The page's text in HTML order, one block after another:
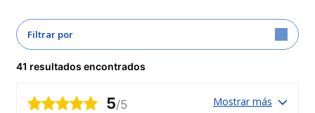
Filtrar por
41 resultados encontrados
5/5 Mostrar más